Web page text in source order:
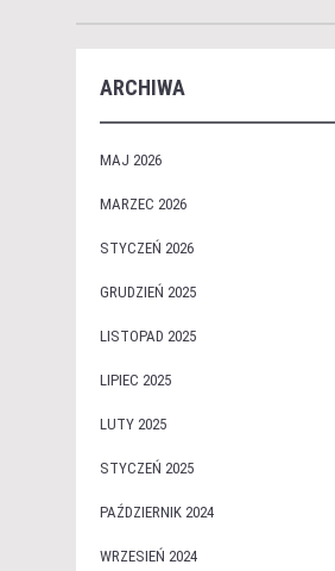
ARCHIWA
MAJ 2026
MARZEC 2026
STYCZEŃ 2026
GRUDZIEŃ 2025
LISTOPAD 2025
LIPIEC 2025
LUTY 2025
STYCZEŃ 2025
PAŹDZIERNIK 2024
WRZESIEŃ 2024